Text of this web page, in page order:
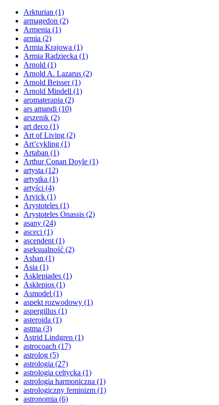
Arkturian (1)
armagedon (2)
Armenia (1)
armia (2)
Armia Krajowa (1)
Armia Radziecka (1)
Arnold (1)
Arnold A. Lazarus (2)
Arnold Beisser(1)
Arnold Mindell (1)
aromaterapia (2)
ars amandi (10)
arszenik (2)
art deco (1)
Art of Living (2)
Art’cykling (1)
Artaban (1)
Arthur Conan Doyle (1)
artysta (12)
artystka (1)
artyści (4)
Arvick (1)
Arystoteles (1)
Arystoteles Onassis (2)
asany (24)
asceci (1)
ascendent (1)
aseksualność (2)
Ashan (1)
Asia (1)
Asklepiades (1)
Asklepios (1)
Asmodel (1)
aspekt rozwodowy (1)
aspergillus (1)
asteroida (1)
astma (3)
Astrid Lindgren (1)
astrocoach (17)
astrolog (5)
astrologia (27)
astrologia celtycka (1)
astrologia harmoniczna (1)
astrologiczny feminizm (1)
astronomia (6)